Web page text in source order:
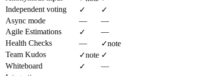
Independent voting
✓
✓
Async mode
—
—
Agile Estimations
✓
—
Health Checks
— ✓note
Team Kudos
✓note ✓
Whiteboard
✓
—